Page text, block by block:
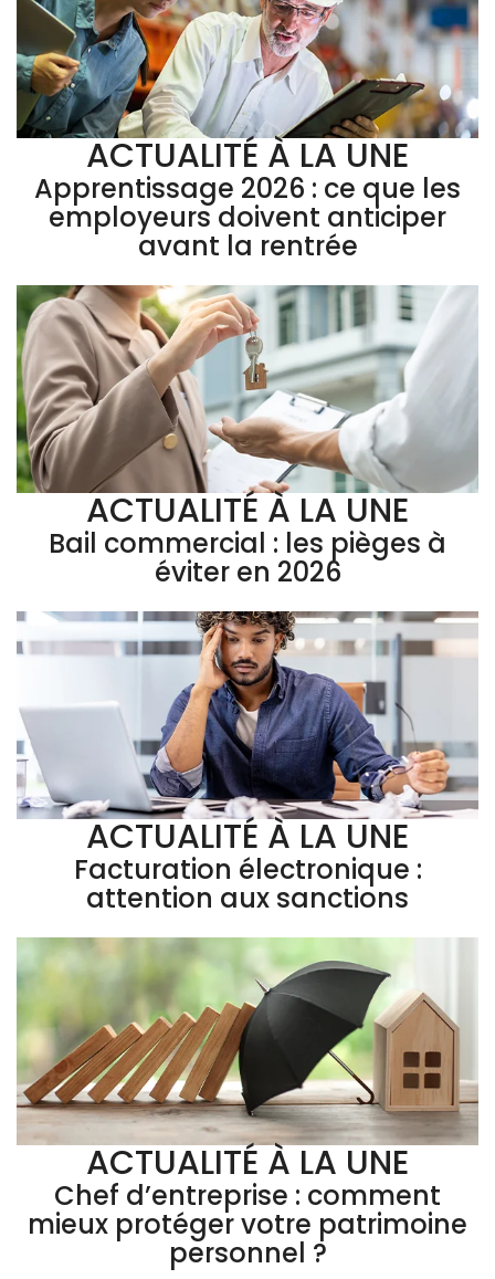
ACTUALITÉ À LA UNE
Apprentissage 2026 : ce que les
employeurs doivent anticiper
avant la rentrée
ACTUALITÉ À LA UNE
Bail commercial : les pièges à
éviter en 2026
ACTUALITÉ À LA UNE
Facturation électronique :
attention aux sanctions
ACTUALITÉ À LA UNE
Chef d’entreprise : comment
mieux protéger votre patrimoine
personnel ?